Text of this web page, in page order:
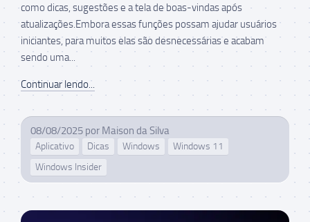
como dicas, sugestões e a tela de boas-vindas após
atualizações.Embora essas funções possam ajudar usuários
iniciantes, para muitos elas são desnecessárias e acabam
sendo uma...
Continuar lendo...
08/08/2025 por Maison da Silva
Aplicativo Dicas Windows
Windows 11
Windows Insider